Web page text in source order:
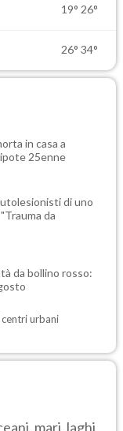
19° 26°
26° 34°
in casa a
25enne
di uno
da
da bollino rosso:
urbani
mari, laghi,